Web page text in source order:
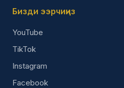
Бизди ээрчиңиз
YouTube
TikTok
Instagram
Facebook